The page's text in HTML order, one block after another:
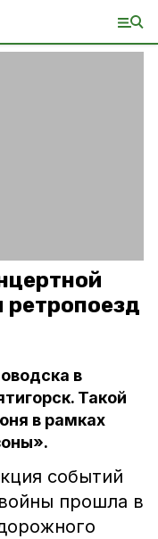
ретропоезд
в
Такой
в рамках
событий
прошла в